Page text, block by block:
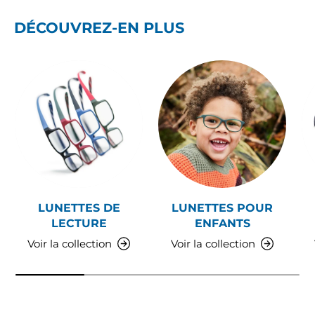
DÉCOUVREZ-EN PLUS
LUNETTES DE
LECTURE
Voir la collection
LUNETTES POUR
ENFANTS
Voir la collection